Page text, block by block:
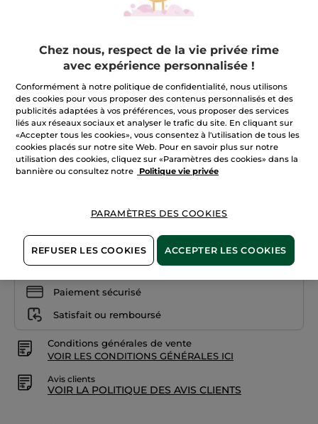
Rouge Elixir Satin, un rouge à lèvres ultra-pigmenté,
confortable et soin.
4.0 ★★★★★
★★★★★
4
5
Lire
les
avis
Elixir
Satin
01.
(309)AJOUTER UN AVIS
23,90 €
12. Rouge camélia
+22
Quantité
AJOUTER AU PANIER
Livraison à partir du12/08
Paiement sécurisé
Satisfait ou remboursé
Conditions générales de vente
VOIR LES CONDITIONS GÉNÉRALES ICI
Avis clients
VOIR LA POLITIQUE DES AVIS CLIENTS
Chez nous, respect de la vie privée rime
avec expérience personnalisée !
Conformément à notre politique de confidentialité, nous utilisons
des cookies pour vous proposer des contenus personnalisés et des
publicités adaptées à vos préférences, vous proposer des services
liés aux réseaux sociaux et analyser le trafic du site. En cliquant sur
«Accepter tous les cookies», vous consentez à l'utilisation de tous les
cookies placés sur notre site Web. Pour en savoir plus sur notre
utilisation des cookies, cliquez sur «Paramètres des cookies» dans la
bannière ou consultez notre
Politique vie privée
PARAMÈTRES DES COOKIES
REFUSER LES COOKIES ACCEPTER LES COOKIES